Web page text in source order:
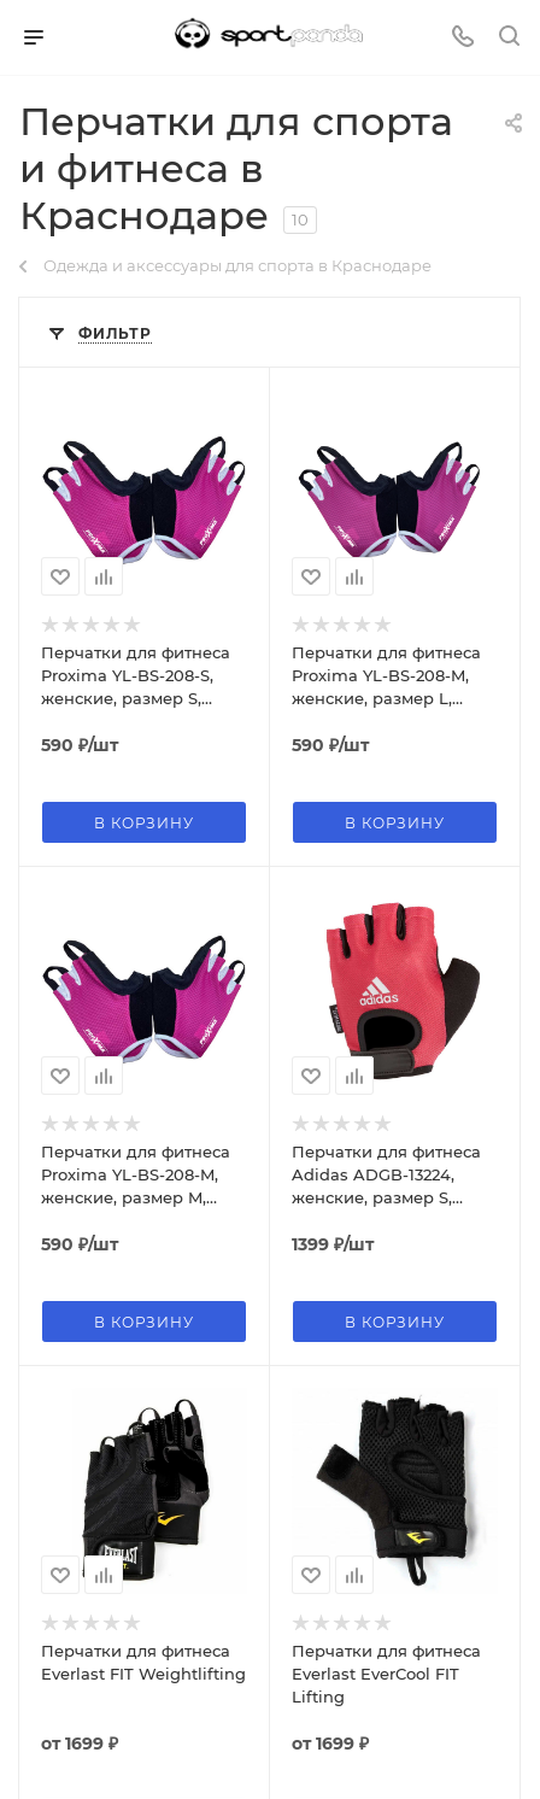
Перчатки для спорта
и фитнеса в
Краснодаре
10
Одежда и аксессуары для спорта в Краснодаре
ФИЛЬТР
Перчатки для фитнеса
Proxima YL-BS-208-S,
женские, размер S,
590 ₽/шт
В КОРЗИНУ
Перчатки для фитнеса
Proxima YL-BS-208-M,
женские, размер L,
590 ₽/шт
В КОРЗИНУ
Перчатки для фитнеса
Proxima YL-BS-208-M,
женские, размер M,
590 ₽/шт
В КОРЗИНУ
Перчатки для фитнеса
Adidas ADGB-13224,
женские, размер S,
1399 ₽/шт
В КОРЗИНУ
Перчатки для фитнеса
Everlast FIT Weightlifting
от1699 ₽
Перчатки для фитнеса
Everlast EverCool FIT
Lifting
от1699 ₽